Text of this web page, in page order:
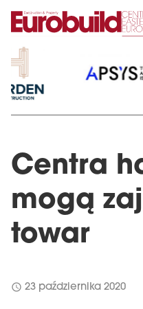
Centra
mogą
towar
schedule 23 października 2020